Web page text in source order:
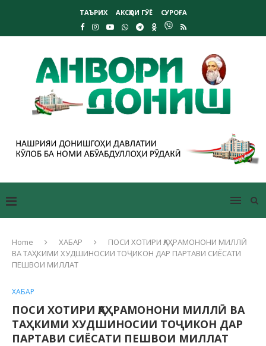
ТАЪРИХ АКСҲОИ ГӮЁ СУРОҒА
Home ХАБАР
ПОСИ ХОТИРИ ҚАҲРАМОНОНИ МИЛЛӢ
ВА ТАҲКИМИ ХУДШИНОСИИ ТОҶИКОН ДАР ПАРТАВИ СИЁСАТИ
ПЕШВОИ МИЛЛАТ
ХАБАР
ПОСИ ХОТИРИ ҚАҲРАМОНОНИ МИЛЛӢ ВА
ТАҲКИМИ ХУДШИНОСИИ ТОҶИКОН ДАР
ПАРТАВИ СИЁСАТИ ПЕШВОИ МИЛЛАТ